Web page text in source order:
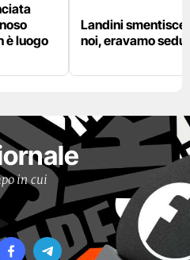
è luogo
Landini
noi, eravamo
in cui